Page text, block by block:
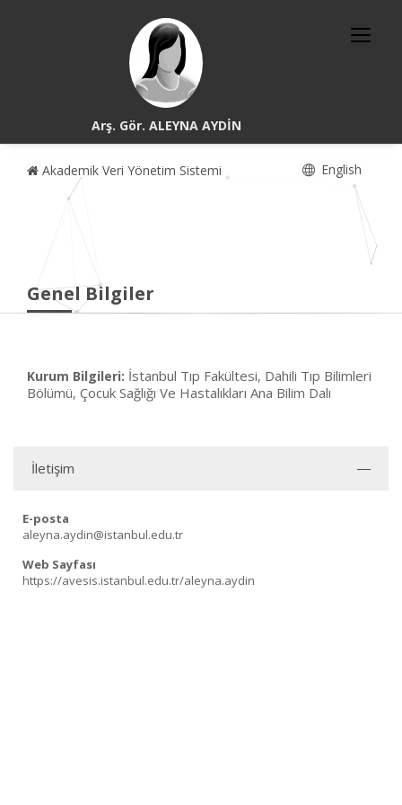
Arş. Gör. ALEYNA AYDİN
Akademik Veri Yönetim Sistemi English
Genel Bilgiler
Kurum Bilgileri: İstanbul Tıp Fakültesi, Dahili Tıp Bilimleri
Bölümü, Çocuk Sağlığı Ve Hastalıkları Ana Bilim Dalı
İletişim
E-posta
aleyna.aydin@istanbul.edu.tr
Web Sayfası
https://avesis.istanbul.edu.tr/aleyna.aydin